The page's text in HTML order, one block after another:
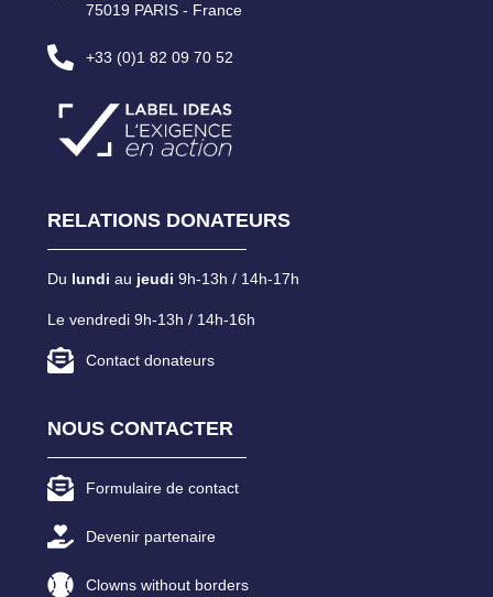
75019 PARIS - France
+33 (0)1 82 09 70 52
RELATIONS DONATEURS
Du lundi au jeudi 9h-13h / 14h-17h
Le vendredi 9h-13h / 14h-16h
Contact donateurs
NOUS CONTACTER
Formulaire de contact
Devenir partenaire
Clowns without borders